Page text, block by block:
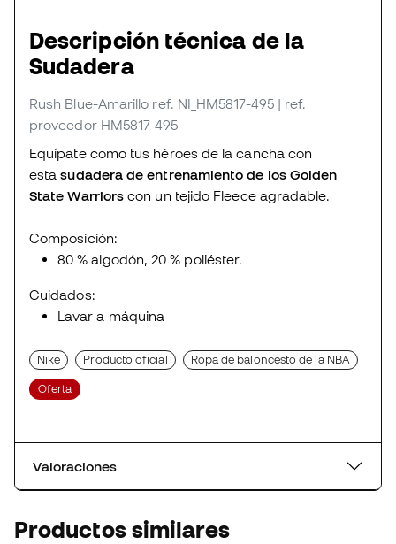
Descripción técnica de la
Sudadera
Rush Blue-Amarillo ref. NI_HM5817-495 | ref.
proveedor HM5817-495
Equípate como tus héroes de la cancha con
estasudadera de entrenamiento de los Golden
State Warriors con un tejido Fleece agradable.
Composición:
80 % algodón, 20 % poliéster.
Cuidados:
Lavar a máquina
Nike Producto oficial Ropa de baloncesto de la NBA
Oferta
Valoraciones
Productos similares